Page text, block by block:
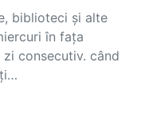
biblioteci și alte
în fața
consecutiv. când